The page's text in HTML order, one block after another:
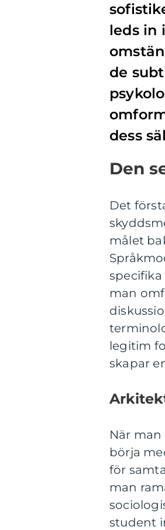
leds in
de
dess
Den
Det
målet
man
legitim
skapar
När
börja
för
man
student